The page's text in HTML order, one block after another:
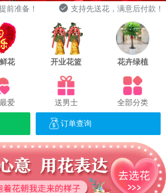
前准备！ 支持先送花，满意后付款！
花 开业花篮 花卉绿植
爱 送男士 全部分类
订单查询